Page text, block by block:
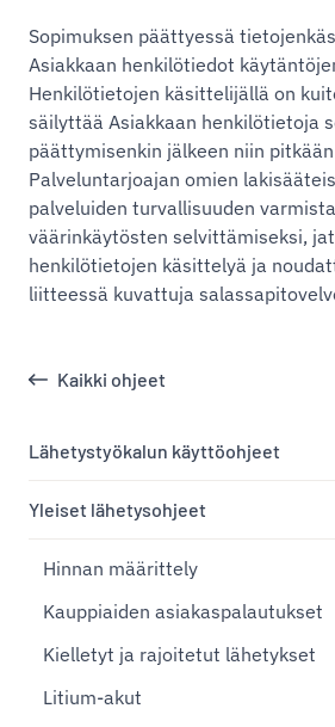
Kaikki ohjeet
Lähetystyökalun käyttöohjeet
Yleiset lähetysohjeet
Hinnan määrittely
Kauppiaiden asiakaspalautukset
Kielletyt ja rajoitetut lähetykset
Litium-akut
Sopimuksen päättyessä
Asiakkaan henkilötiedot
Henkilötietojen käsittelijällä on
säilyttää Asiakkaan henkilötietoja
päättymisenkin jälkeen niin
Palveluntarjoajan omien
palveluiden turvallisuuden
väärinkäytösten selvittämiseksi,
henkilötietojen käsittelyä ja
liitteessä kuvattuja